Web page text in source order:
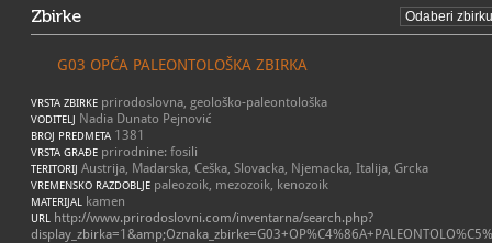
Zbirke
G03 OPĆA PALEONTOLOŠKA ZBIRKA
VRSTA ZBIRKE prirodoslovna, geološko-paleontološka
VODITELJ Nadia Dunato Pejnović
BROJ PREDMETA 1381
VRSTA GRAĐE prirodnine: fosili
TERITORIJ Austrija, Madarska, Ceška, Slovacka, Njemacka, Italija, Grcka
VREMENSKO RAZDOBLJE paleozoik, mezozoik, kenozoik
MATERIJAL kamen
URL
http://www.prirodoslovni.com/inventarna/search.php?